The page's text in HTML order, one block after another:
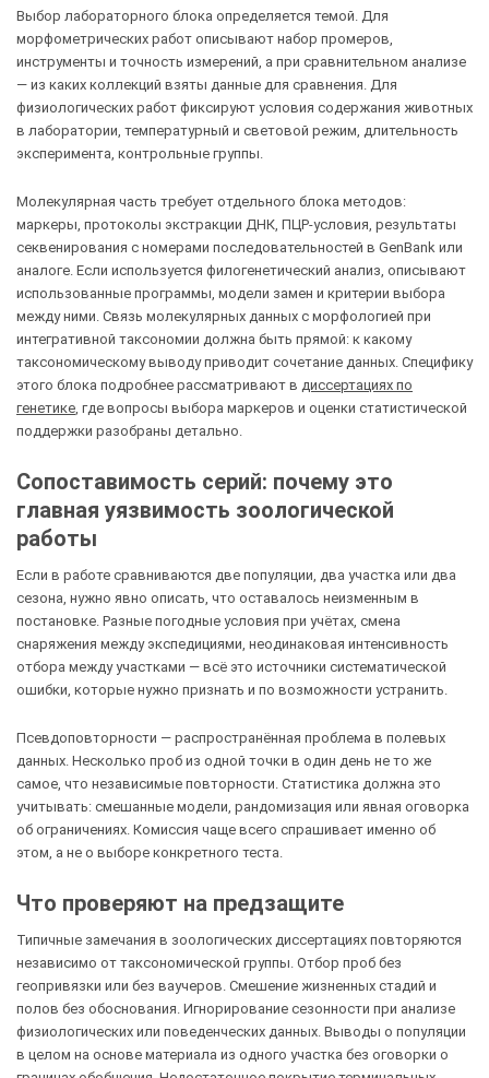
Выбор лабораторного блока определяется темой. Для
морфометрических работ описывают набор промеров,
инструменты и точность измерений, а при сравнительном анализе
— из каких коллекций взяты данные для сравнения. Для
физиологических работ фиксируют условия содержания животных
в лаборатории, температурный и световой режим, длительность
эксперимента, контрольные группы.
Молекулярная часть требует отдельного блока методов:
маркеры, протоколы экстракции ДНК, ПЦР-условия, результаты
секвенирования с номерами последовательностей в GenBank или
аналоге. Если используется филогенетический анализ, описывают
использованные программы, модели замен и критерии выбора
между ними. Связь молекулярных данных с морфологией при
интегративной таксономии должна быть прямой: к какому
таксономическому выводу приводит сочетание данных. Специфику
этого блока подробнее рассматривают в диссертациях по
генетике , где вопросы выбора маркеров и оценки статистической
поддержки разобраны детально.
Сопоставимость серий: почему это
главная уязвимость зоологической
работы
Если в работе сравниваются две популяции, два участка или два
сезона, нужно явно описать, что оставалось неизменным в
постановке. Разные погодные условия при учётах, смена
снаряжения между экспедициями, неодинаковая интенсивность
отбора между участками — всё это источники систематической
ошибки, которые нужно признать и по возможности устранить.
Псевдоповторности — распространённая проблема в полевых
данных. Несколько проб из одной точки в один день не то же
самое, что независимые повторности. Статистика должна это
учитывать: смешанные модели, рандомизация или явная оговорка
об ограничениях. Комиссия чаще всего спрашивает именно об
этом, а не о выборе конкретного теста.
Что проверяют на предзащите
Типичные замечания в зоологических диссертациях повторяются
независимо от таксономической группы. Отбор проб без
геопривязки или без ваучеров. Смешение жизненных стадий и
полов без обоснования. Игнорирование сезонности при анализе
физиологических или поведенческих данных. Выводы о популяции
в целом на основе материала из одного участка без оговорки о